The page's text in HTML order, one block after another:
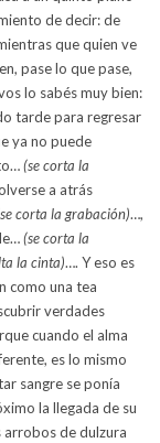
de decir: de
que quien ve
pase lo que pase,
lo sabés muy bien:
tarde para regresar
ya no puede
(se corta la
a atrás
corta la grabación)…,
(se corta la
la cinta)…. Y eso es
como una tea
verdades
cuando el alma
es lo mismo
sangre se ponía
la llegada de su
arrobos de dulzura